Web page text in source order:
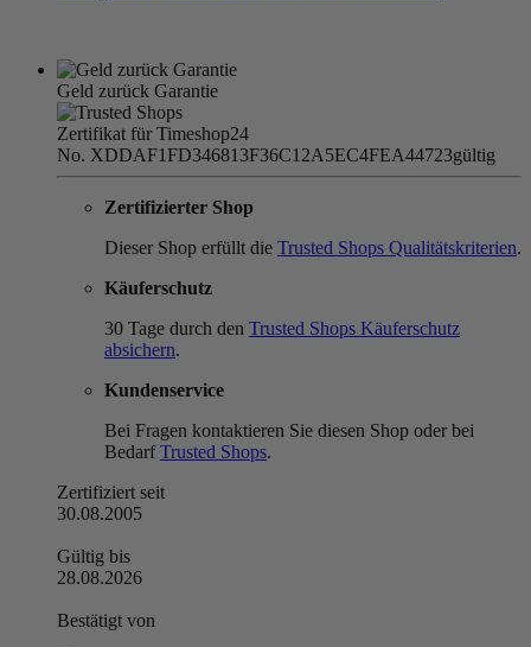
Geld zurück Garantie
Zertifikat für Timeshop24
No. XDDAF1FD346813F36C12A5EC4FEA44723gültig
Zertifizierter Shop
Dieser Shop erfüllt die Trusted Shops Qualitätskriterien.
Käuferschutz
30 Tage durch den Trusted Shops Käuferschutz
absichern.
Kundenservice
Bei Fragen kontaktieren Sie diesen Shop oder bei
BedarfTrusted Shops.
Zertifiziert seit
30.08.2005
Gültig bis
28.08.2026
Bestätigt von